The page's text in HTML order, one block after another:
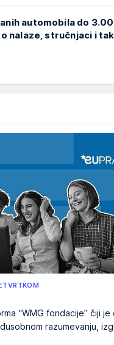
automobila do
nalaze, stručnjaci i
“WMG fondacije” čiji je
razumevanju,